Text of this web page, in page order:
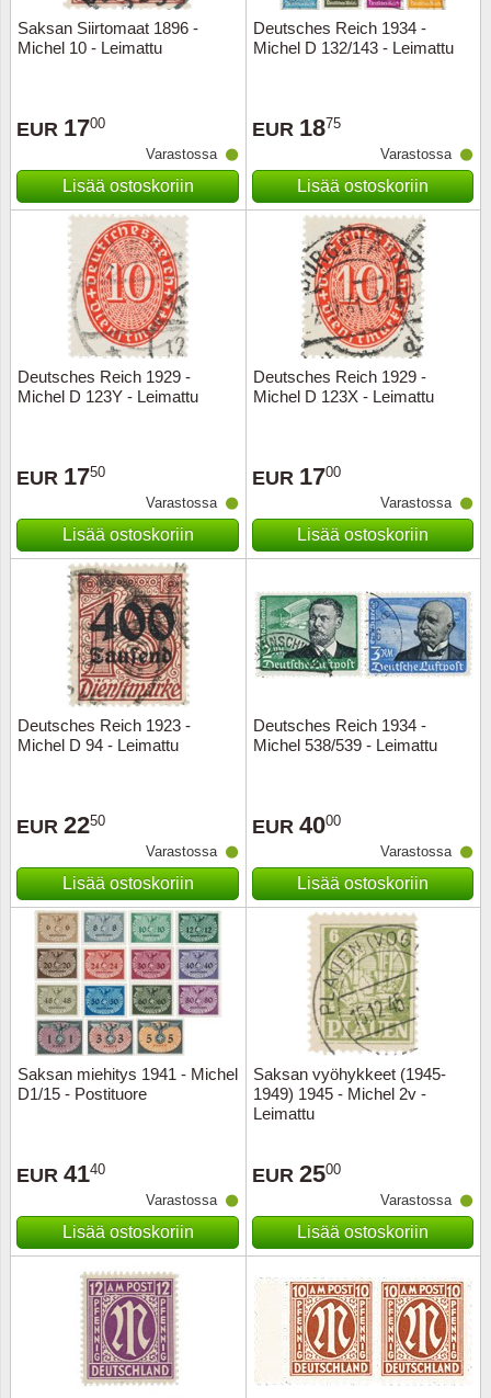
Saksan Siirtomaat 1896 -
Michel 10 - Leimattu
EUR 1700
Varastossa
Lisää ostoskoriin
Deutsches Reich 1934 -
Michel D 132/143 - Leimattu
EUR 1875
Varastossa
Lisää ostoskoriin
Deutsches Reich 1929 -
Michel D 123Y - Leimattu
EUR 1750
Varastossa
Lisää ostoskoriin
Deutsches Reich 1929 -
Michel D 123X - Leimattu
EUR 1700
Varastossa
Lisää ostoskoriin
Deutsches Reich 1923 -
Michel D 94 - Leimattu
EUR 2250
Varastossa
Lisää ostoskoriin
Deutsches Reich 1934 -
Michel 538/539 - Leimattu
EUR 4000
Varastossa
Lisää ostoskoriin
Saksan miehitys 1941 - Michel
D1/15 - Postituore
EUR 4140
Varastossa
Lisää ostoskoriin
Saksan vyöhykkeet (1945-
1949) 1945 - Michel 2v -
Leimattu
EUR 2500
Varastossa
Lisää ostoskoriin
Länsi-
Malta
Puola
San
Sveitsi
Unkari